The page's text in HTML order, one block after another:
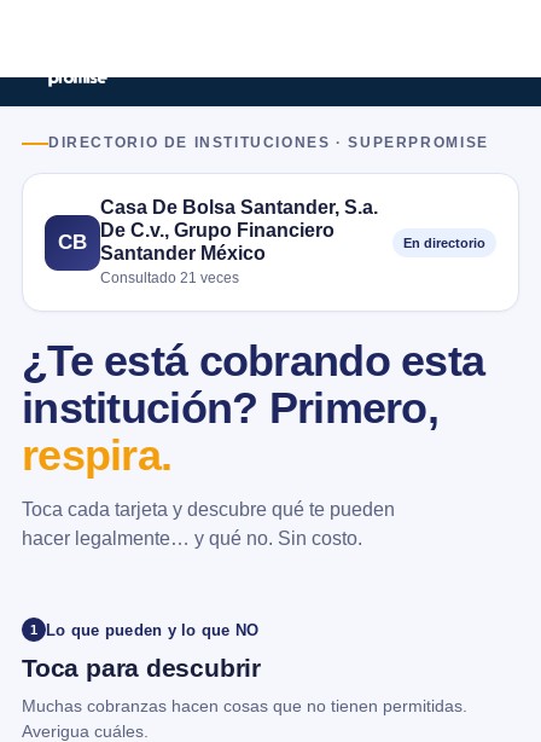
DIRECTORIO DE INSTITUCIONES · SUPERPROMISE
CB
Casa De Bolsa Santander, S.a.
De C.v., Grupo Financiero
Santander México
Consultado 21 veces
En directorio
¿Te está cobrando esta
institución? Primero,
respira.
Toca cada tarjeta y descubre qué te pueden
hacer legalmente… y qué no. Sin costo.
1 Lo que pueden y lo que NO
Toca para descubrir
Muchas cobranzas hacen cosas que no tienen permitidas.
Averigua cuáles.